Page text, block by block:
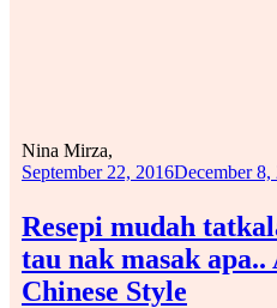
Resepi mudah
tau nak masak
Chinese Style
Nina Mirza,
September 22, 2016December 8,